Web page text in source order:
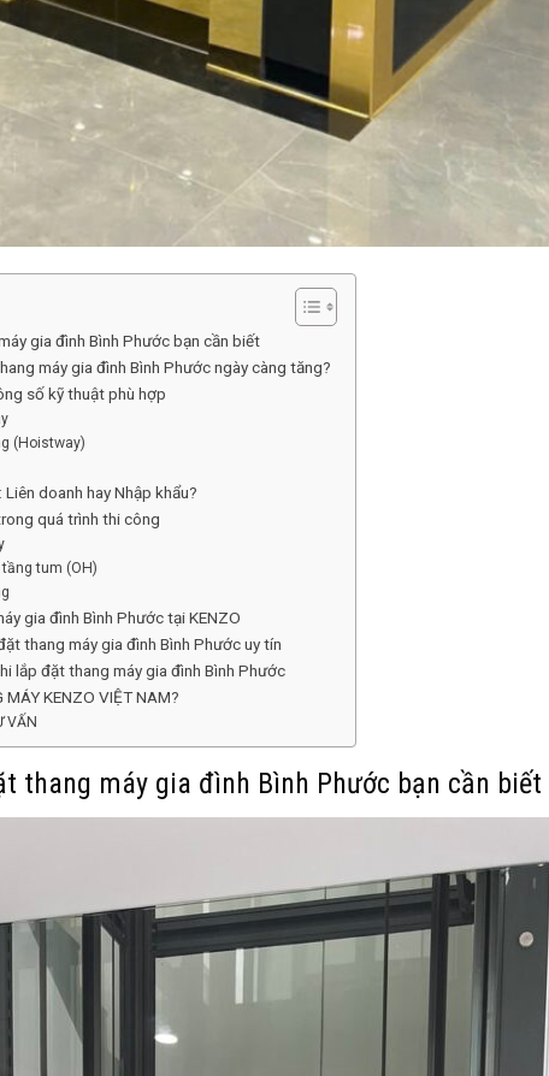
gia đình Bình Phước bạn cần biết
máy gia đình Bình Phước ngày càng tăng?
số kỹ thuật phù hợp
(Hoistway)
doanh hay Nhập khẩu?
quá trình thi công
tum (OH)
gia đình Bình Phước tại KENZO
thang máy gia đình Bình Phước uy tín
lắp đặt thang máy gia đình Bình Phước
KENZO VIỆT NAM?
VẤN
thang máy gia đình Bình Phước bạn cần biết